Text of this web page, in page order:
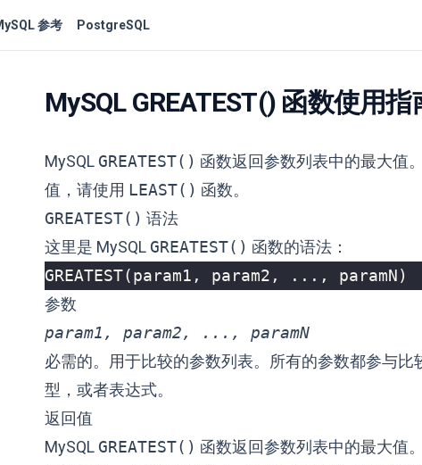
参考 PostgreSQL
MySQL GREATEST() 函数使用指
MySQL GREATEST() 函数返回参数列表中的最大值
值，请使用 LEAST() 函数。
GREATEST() 语法
这里是 MySQL GREATEST() 函数的语法：
GREATEST(param1 , param2 , ..., paramN)
参数
param1, param2, ..., paramN
必需的。用于比较的参数列表。所有的参数都参与
型，或者表达式。
返回值
MySQL GREATEST() 函数返回参数列表中的最大值。